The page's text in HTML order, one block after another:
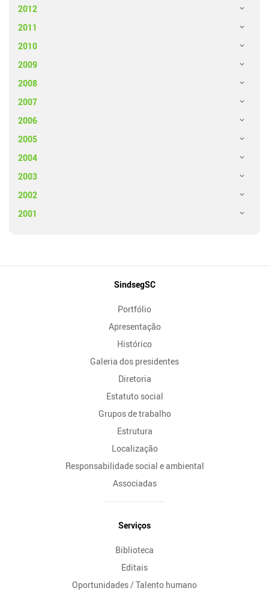
2012
2011
2010
2009
2008
2007
2006
2005
2004
2003
2002
2001
SindsegSC
Portfólio
Apresentação
Histórico
Galeria dos presidentes
Diretoria
Estatuto social
Grupos de trabalho
Estrutura
Localização
Responsabilidade social e ambiental
Associadas
Serviços
Biblioteca
Editais
Oportunidades / Talento humano